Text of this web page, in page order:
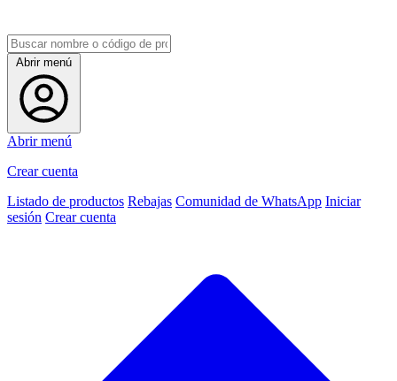
Abrir menú
Abrir menú
Crear cuenta
Listado de productos Rebajas Comunidad de WhatsApp Iniciar
sesión Crear cuenta